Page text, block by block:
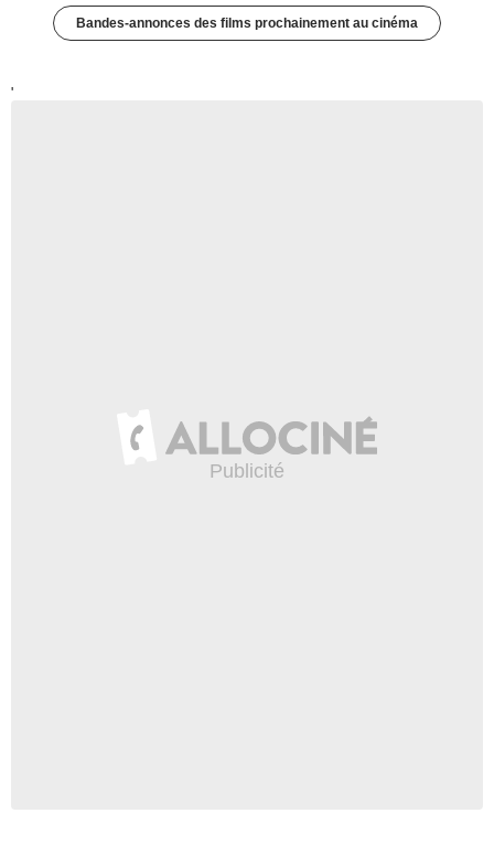
Bandes-annonces des films prochainement au cinéma
'